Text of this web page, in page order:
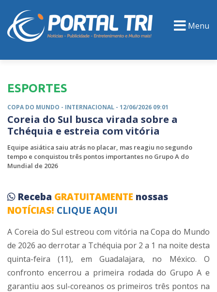
Menu
ESPORTES
COPA DO MUNDO - INTERNACIONAL - 12/06/2026 09:01
Coreia do Sul busca virada sobre a
Tchéquia e estreia com vitória
Equipe asiática saiu atrás no placar, mas reagiu no segundo
tempo e conquistou três pontos importantes no Grupo A do
Mundial de 2026
Receba GRATUITAMENTE nossas
NOTÍCIAS! CLIQUE AQUI
A Coreia do Sul estreou com vitória na Copa do Mundo
de 2026 ao derrotar a Tchéquia por 2 a 1 na noite desta
quinta-feira (11), em Guadalajara, no México. O
confronto encerrou a primeira rodada do Grupo A e
garantiu aos sul-coreanos os primeiros três pontos na